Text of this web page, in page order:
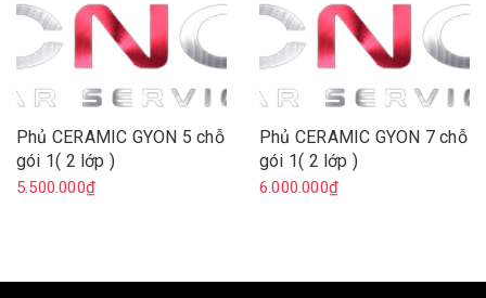
Phủ CERAMIC GYON 5 chỗ
gói 1( 2 lớp )
5.500.000₫
Phủ CERAMIC GYON 7 chỗ
gói 1( 2 lớp )
6.000.000₫